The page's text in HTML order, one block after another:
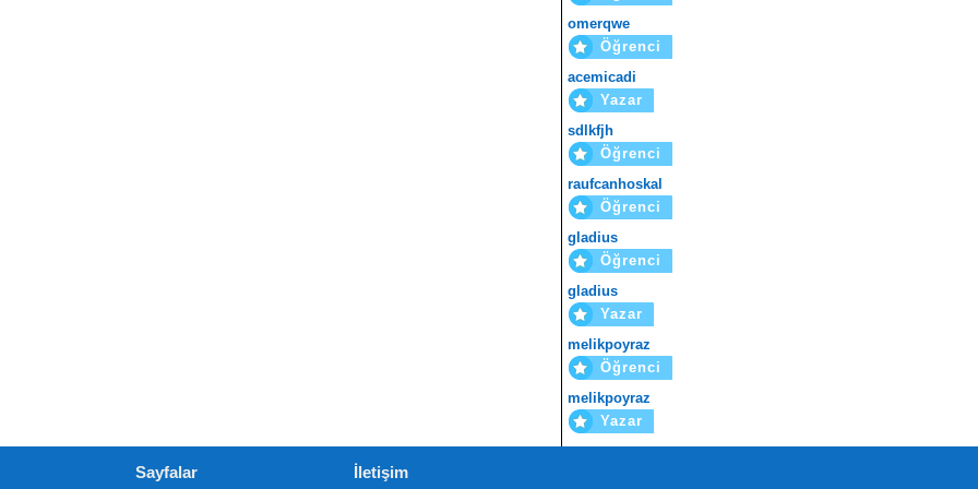
omerqwe
Öğrenci
acemicadi
Yazar
sdlkfjh
Öğrenci
raufcanhoskal
Öğrenci
gladius
Öğrenci
gladius
Yazar
melikpoyraz
Öğrenci
melikpoyraz
Yazar
Sayfalar İletişim